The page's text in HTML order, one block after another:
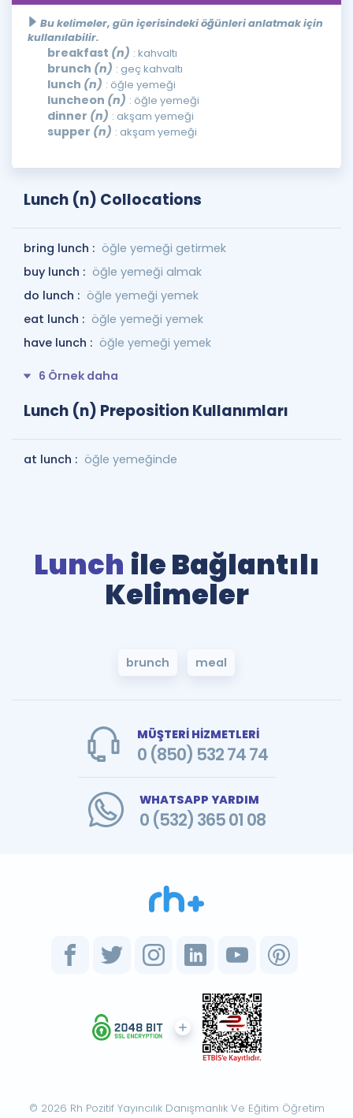
Bu kelimeler, gün içerisindeki öğünleri anlatmak için
kullanılabilir.
breakfast (n) : kahvaltı
brunch (n) : geç kahvaltı
lunch (n) : öğle yemeği
luncheon (n) : öğle yemeği
dinner (n) : akşam yemeği
supper (n) : akşam yemeği
Lunch (n) Collocations
bring lunch : öğle yemeği getirmek
buy lunch : öğle yemeği almak
do lunch : öğle yemeği yemek
eat lunch : öğle yemeği yemek
have lunch : öğle yemeği yemek
6 Örnek daha
Lunch (n) Preposition Kullanımları
at lunch : öğle yemeğinde
Lunch ile Bağlantılı
Kelimeler
brunch meal
MÜŞTERİ HİZMETLERİ
0 (850) 532 74 74
WHATSAPP YARDIM
0 (532) 365 01 08
© 2026 Rh Pozitif Yayıncılık Danışmanlık Ve Eğitim Öğretim